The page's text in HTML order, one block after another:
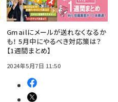
Gmailにメールが送れなくなるか
も！ 5月中にやるべき対応策は？
【1週間まとめ】
2024年5月7日 11:50